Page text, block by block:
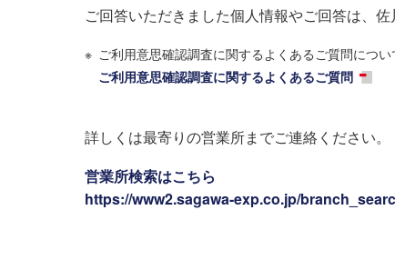
ご回答いただきました個人情報やご回答は、
※ ご利用意思確認調査に関するよくあるご質問につい
ご利用意思確認調査に関するよくあるご質問
詳しくは最寄りの営業所までご連絡ください。
営業所検索はこちら
https://www2.sagawa-exp.co.jp/